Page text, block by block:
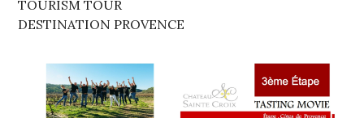
TOURISM TOUR
DESTINATION PROVENCE